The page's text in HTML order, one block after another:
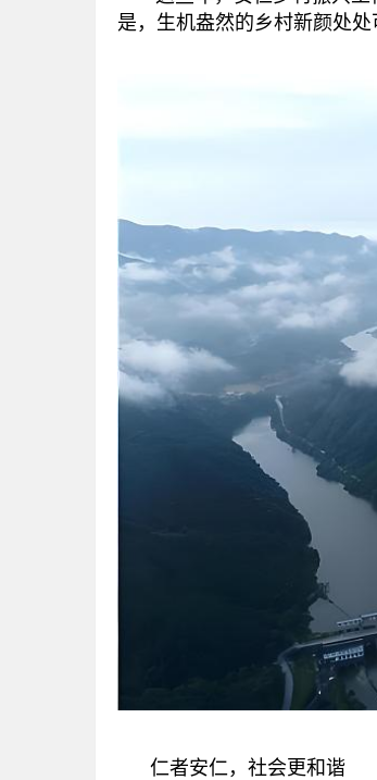
是，生机盎然的乡村新颜处处
仁者安仁，社会更和谐